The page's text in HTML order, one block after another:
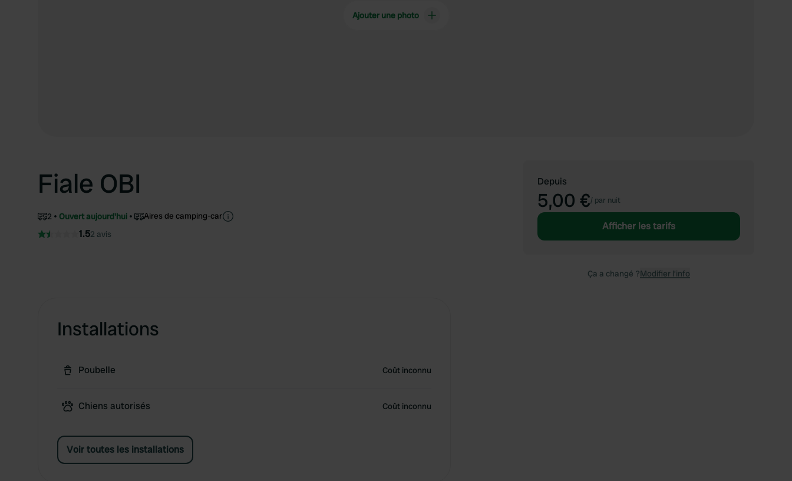
Ajouter une photo
Fiale OBI
2 Ouvert aujourd'hui Aires de camping-car
1.52 avis
Installations
Poubelle Coût inconnu
Chiens autorisés Coût inconnu
Voir toutes les installations
Depuis
5,00 €/ par nuit
Afficher les tarifs
Ça a changé ?Modifier l’info